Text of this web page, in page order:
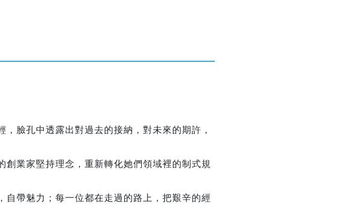
臉孔中透露出對過去的接納，對未來的期許，
業家堅持理念，重新轉化她們領域裡的制式規
帶魅力；每一位都在走過的路上，把艱辛的經